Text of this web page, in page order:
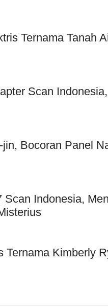
Ternama Tanah
Scan
Bocoran Panel
Scan Indonesia,
Ternama Kimberly